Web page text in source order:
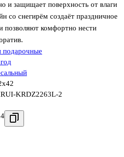
и защищает поверхность от влаги
со снегирём создаёт праздничное
позволяют комфортно нести
подарочные
KRDZ2263L-2